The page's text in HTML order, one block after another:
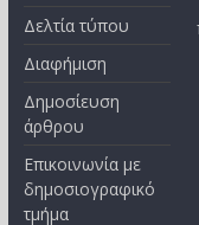
Δελτία τύπου
Διαφήμιση
Δημοσίευση
άρθρου
Επικοινωνία με
δημοσιογραφικό
τμήμα